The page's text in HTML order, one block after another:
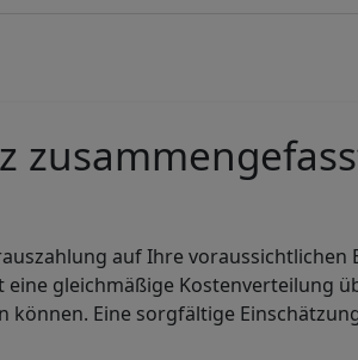
auf Ihre
gleichmäßige Kostenverteilung
Eine sorgfältige